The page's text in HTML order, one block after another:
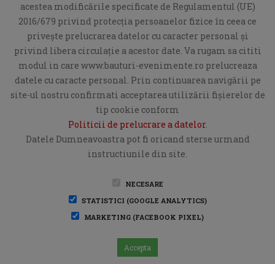
acestea modificările specificate de Regulamentul (UE)
2016/679 privind protecția persoanelor fizice în ceea ce
privește prelucrarea datelor cu caracter personal și
privind libera circulație a acestor date. Va rugam sa cititi
modul in care www.bauturi-evenimente.ro prelucreaza
datele cu caracte personal. Prin continuarea navigării pe
site-ul nostru confirmati acceptarea utilizării fişierelor de
tip cookie conform
Politicii de prelucrare a datelor.
Datele Dumneavoastra pot fi oricand sterse urmand
instructiunile din site.
NECESARE
STATISTICI (GOOGLE ANALYTICS)
MARKETING (FACEBOOK PIXEL)
Accepta